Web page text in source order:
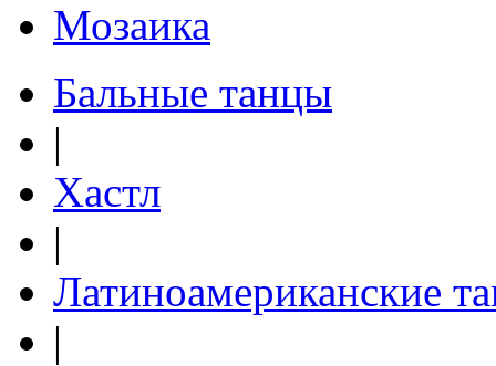
Мозаика
Бальные танцы
|
Хастл
|
Латиноамериканские
|